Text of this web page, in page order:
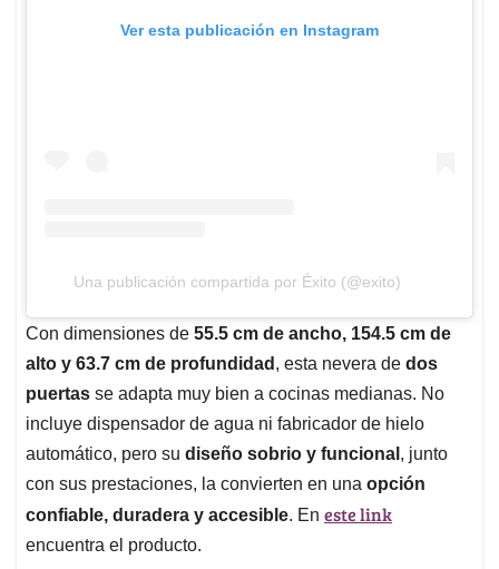
Ver esta publicación en Instagram
Una publicación compartida por Éxito (@exito)
Con dimensiones de 55.5 cm de ancho, 154.5 cm de
alto y 63.7 cm de profundidad , esta nevera de dos
puertas se adapta muy bien a cocinas medianas. No
incluye dispensador de agua ni fabricador de hielo
automático, pero su diseño sobrio y funcional , junto
con sus prestaciones, la convierten en una opción
confiable, duradera y accesible. En este link
encuentra el producto.